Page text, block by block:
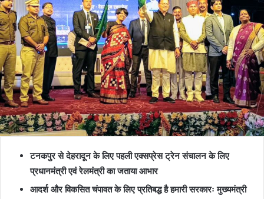
टनकपुर से देहरादून के लिए पहली एक्सप्रेस ट्रेन संचालन के लिए
प्रधानमंत्री एवं रेलमंत्री का जताया आभार
आदर्श और विकसित चंपावत के लिए प्रतिबद्ध है हमारी सरकारः मुख्यमंत्री